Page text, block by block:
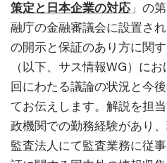
策定と日本企業の対応 」の
融庁の金融審議会に設置さ
の開示と保証のあり方に関
（以下、サス情報WG）に
回にわたる議論の状況と今
てお伝えします。解説を担
政機関での勤務経験があり
監査法人にて監査業務に従